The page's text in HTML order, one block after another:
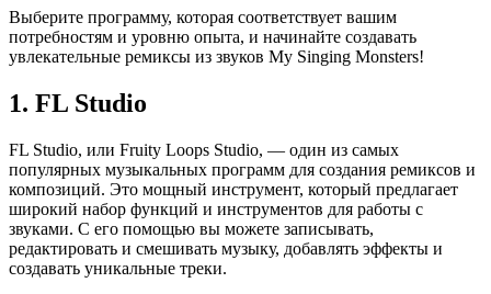
Выберите программу, которая соответствует вашим
потребностям и уровню опыта, и начинайте создавать
увлекательные ремиксы из звуков My Singing Monsters!
1. FL Studio
FL Studio, или Fruity Loops Studio, — один из самых
популярных музыкальных программ для создания ремиксов и
композиций. Это мощный инструмент, который предлагает
широкий набор функций и инструментов для работы с
звуками. С его помощью вы можете записывать,
редактировать и смешивать музыку, добавлять эффекты и
создавать уникальные треки.